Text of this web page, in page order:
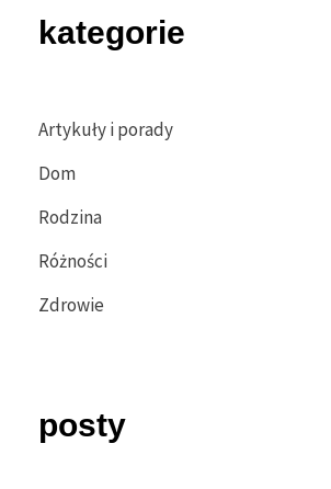
kategorie
Artykuły i porady
Dom
Rodzina
Różności
Zdrowie
posty